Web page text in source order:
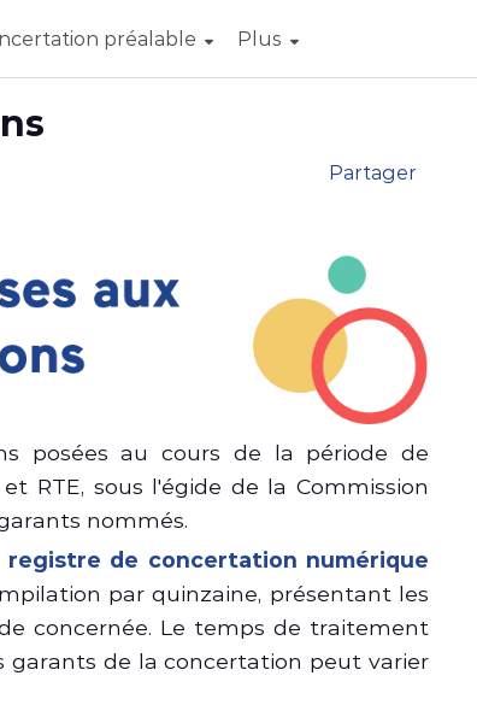
préalable Afficher la suite du menu
Plus
Partager
posées au cours de la période de
RTE, sous l'égide de la Commission
nommés.
registre de concertation numérique
par quinzaine, présentant les
concernée. Le temps de traitement
de la concertation peut varier